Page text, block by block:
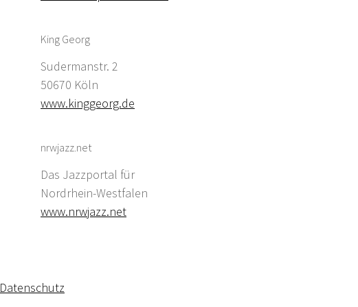
King Georg
Sudermanstr. 2
50670 Köln
www.kinggeorg.de
nrwjazz.net
Das Jazzportal für
Nordrhein-Westfalen
www.nrwjazz.net
Datenschutz